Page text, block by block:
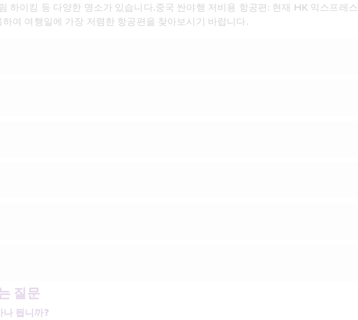
하이킹 등 다양한 명소가 있습니다.중국 싼야행 저비용 항공편: 현재 HK 익스프레
여 여행일에 가장 저렴한 항공편을 찾아보시기 바랍니다.
질문
됩니까?